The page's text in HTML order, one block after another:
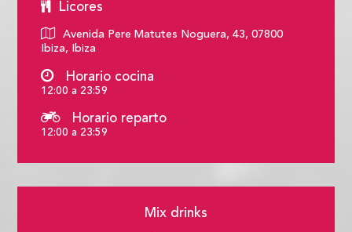
Licores
Avenida Pere Matutes Noguera, 43, 07800
Ibiza, Ibiza
Horario cocina
12:00 a 23:59
Horario reparto
12:00 a 23:59
Mix drinks